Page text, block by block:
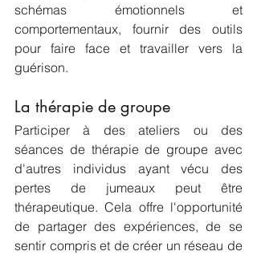
schémas émotionnels et
comportementaux, fournir des outils
pour faire face et travailler vers la
guérison.
La thérapie de groupe
Participer à des ateliers ou des
séances de thérapie de groupe avec
d'autres individus ayant vécu des
pertes de jumeaux peut être
thérapeutique. Cela offre l'opportunité
de partager des expériences, de se
sentir compris et de créer un réseau de